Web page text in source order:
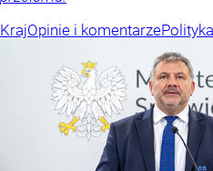
KrajOpinie i komentarzePolityka